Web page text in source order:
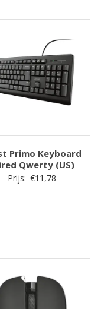
Primo Keyboard
Qwerty (US)
Prijs: €11,78